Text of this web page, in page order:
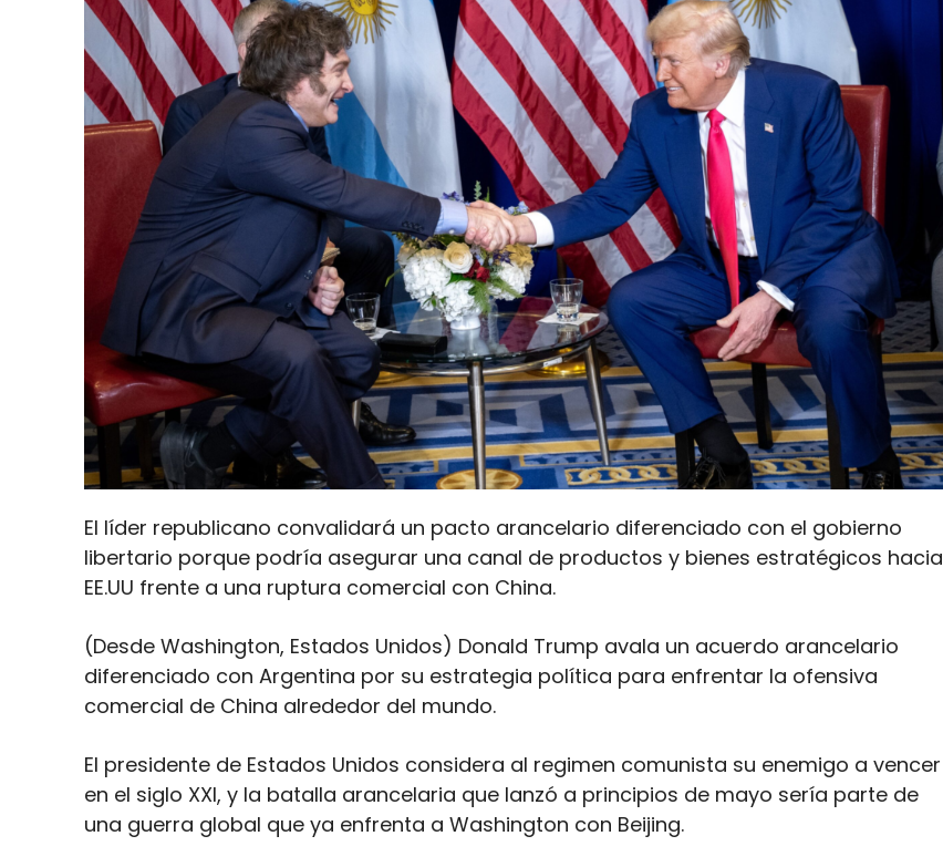
El líder republicano convalidará un pacto arancelario diferenciado con el gobierno
libertario porque podría asegurar una canal de productos y bienes estratégicos hacia
EE.UU frente a una ruptura comercial con China.
(Desde Washington, Estados Unidos) Donald Trump avala un acuerdo arancelario
diferenciado con Argentina por su estrategia política para enfrentar la ofensiva
comercial de China alrededor del mundo.
El presidente de Estados Unidos considera al regimen comunista su enemigo a vencer
en el siglo XXI, y la batalla arancelaria que lanzó a principios de mayo sería parte de
una guerra global que ya enfrenta a Washington con Beijing.